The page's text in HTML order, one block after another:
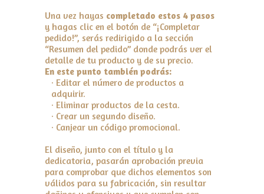
Una vez hayas completado estos 4 pasos
y hagas clic en el botón de “¡Completar
pedido!”, serás redirigido a la sección
“Resumen del pedido” donde podrás ver el
detalle de tu producto y de su precio.
En este punto también podrás:
· Editar el número de productos a
adquirir.
· Eliminar productos de la cesta.
· Crear un segundo diseño.
· Canjear un código promocional.
El diseño, junto con el título y la
dedicatoria, pasarán aprobación previa
para comprobar que dichos elementos son
válidos para su fabricación, sin resultar